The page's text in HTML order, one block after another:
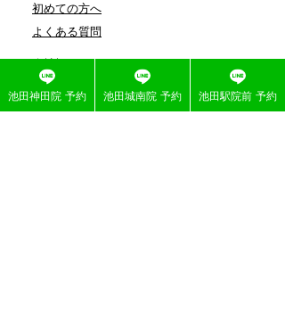
初めての方へ
よくある質問
会社概要
症例一覧
施術メニュー
池田神田院 予約 池田城南院 予約 池田駅院前 予約